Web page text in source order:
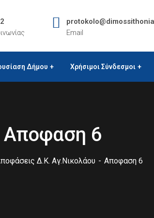
Email
Δήμου Χρήσιμοι Σύνδεσμοι
Αποφαση 6
Δ.Κ. Αγ.Νικολάου Αποφαση 6